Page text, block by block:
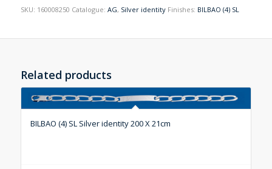
SKU: 160008250 Catalogue: AG, Silver identity Finishes: BILBAO (4) SL
Related products
BILBAO (4) SL Silver identity 200 X 21cm